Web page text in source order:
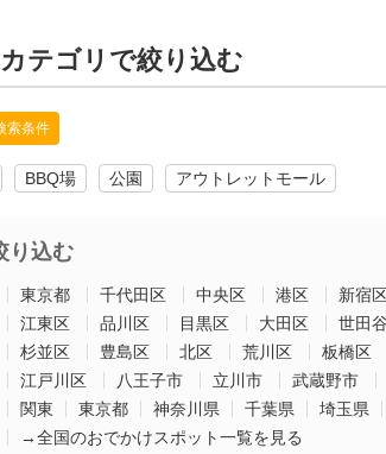
テゴリで絞り込む
索条件
BBQ場 公園 アウトレットモール
り込む
東京都 千代田区 中央区 港区 新宿
江東区
品川区 目黒区 大田区 世田
杉並区
豊島区 北区 荒川区 板橋区
江戸川区
八王子市 立川市 武蔵野市
関東
東京都 神奈川県 千葉県 埼玉県
→全国のおでかけスポット一覧を見る